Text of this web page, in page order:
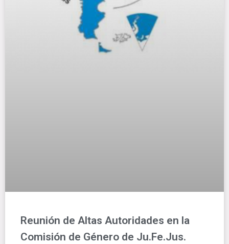
Reunión de Altas Autoridades en la
Comisión de Género de Ju.Fe.Jus.